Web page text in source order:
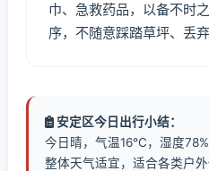
巾、急救药品，以备不时
序，不随意踩踏草坪、丢
安定区今日出行小结：
今日晴，气温16℃，湿度
整体天气适宜，适合各类户